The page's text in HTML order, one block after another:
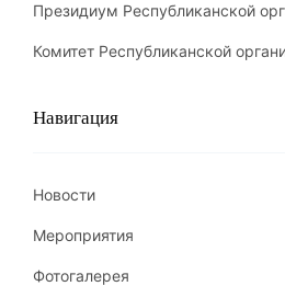
Президиум Республиканской
Комитет Республиканской
Навигация
Новости
Мероприятия
Фотогалерея